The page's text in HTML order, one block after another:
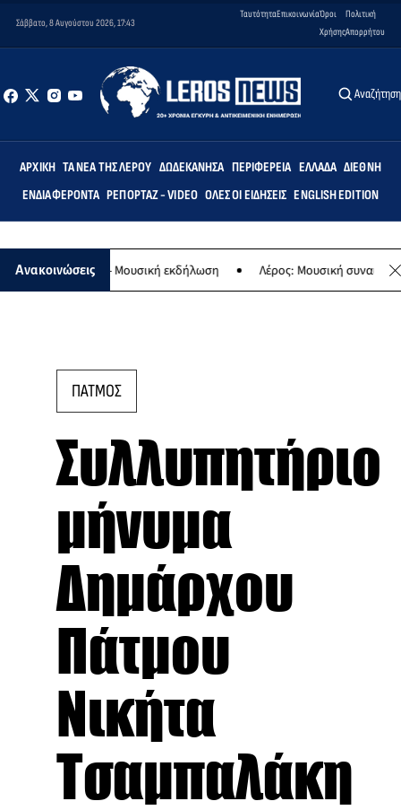
Σάββατο, 8 Αυγούστου 2026, 17:43
ΤαυτότηταΕπικοινωνίαΌροι
Χρήσης
Πολιτική
Απορρήτου
Αναζήτηση
ΑΡΧΙΚΉ ΤΑ ΝΈΑ ΤΗΣ ΛΈΡΟΥ ΔΩΔΕΚΆΝΗΣΑ ΠΕΡΙΦΈΡΕΙΑ ΕΛΛΆΔΑ ΔΙΕΘΝΉ
ΕΝΔΙΑΦΈΡΟΝΤΑ ΡΕΠΟΡΤΆΖ - VIDEO ΌΛΕΣ ΟΙ ΕΙΔΉΣΕΙΣ ENGLISH EDITION
Ανακοινώσεις
Παναγίας - Μουσική εκδήλωση Λέρος: Μουσική συναυλία των
ΠΑΤΜΟΣ
Συλλυπητήριο
μήνυμα
Δημάρχου
Πάτμου
Νικήτα
Τσαμπαλάκη